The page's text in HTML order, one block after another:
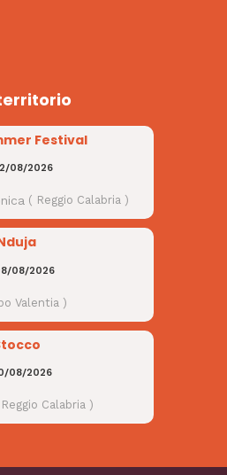
Festival
08/2026
( Reggio Calabria )
08/2026
Valentia )
08/2026
Reggio Calabria )